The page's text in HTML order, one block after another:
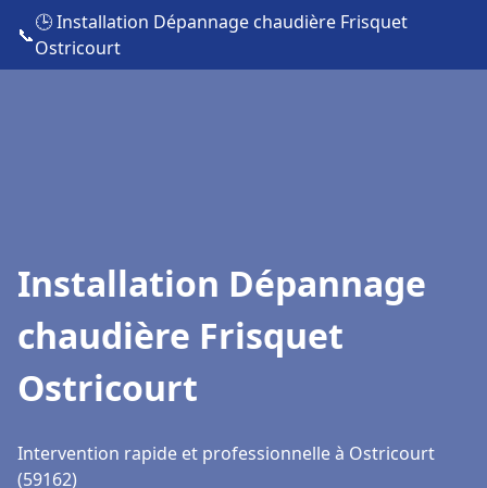
📞
🕒 Installation Dépannage chaudière Frisquet
Ostricourt
Installation Dépannage
chaudière Frisquet
Ostricourt
Intervention rapide et professionnelle à Ostricourt
(59162)